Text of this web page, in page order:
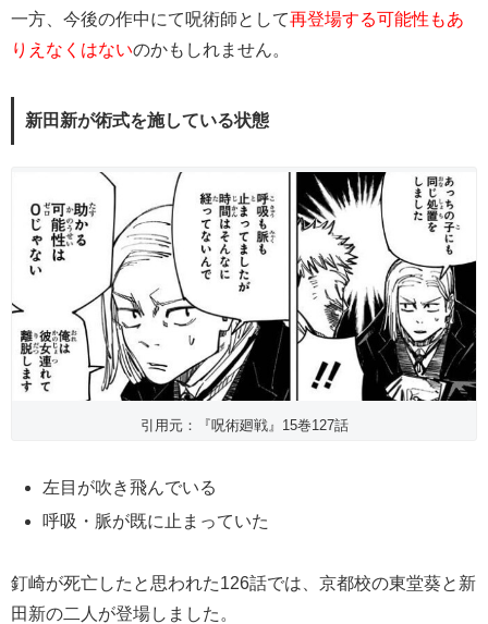
一方、今後の作中にて呪術師として再登場する可能性もあ
りえなくはないのかもしれません。
新田新が術式を施している状態
引用元：『呪術廻戦』15巻127話
左目が吹き飛んでいる
呼吸・脈が既に止まっていた
釘崎が死亡したと思われた126話では、京都校の東堂葵と新
田新の二人が登場しました。